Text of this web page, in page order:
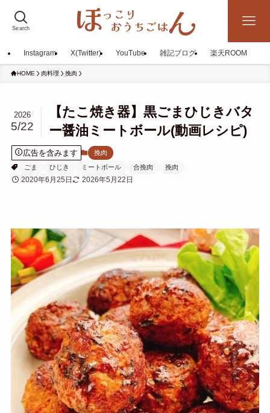
Search
Instagram X(Twitter) YouTube 雑記ブログ 楽天ROOM
HOME 肉料理 挽肉
【たこ焼き器】黒ごまひじきバタ
ー醤油ミートボール(動画レシピ)
2026
5/22
広告を含みます
挽肉
ごま
ひじき ミートボール 合挽肉 挽肉
2020年6月25日 2026年5月22日